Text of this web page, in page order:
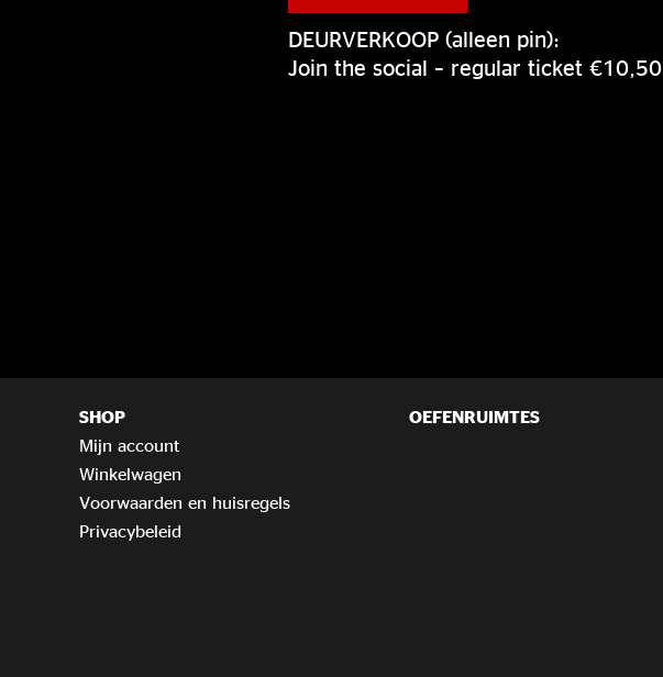
DEURVERKOOP (alleen pin):
Join the social – regular ticket €10,50
SHOP
Mijn account
Winkelwagen
Voorwaarden en huisregels
Privacybeleid
OEFENRUIMTES